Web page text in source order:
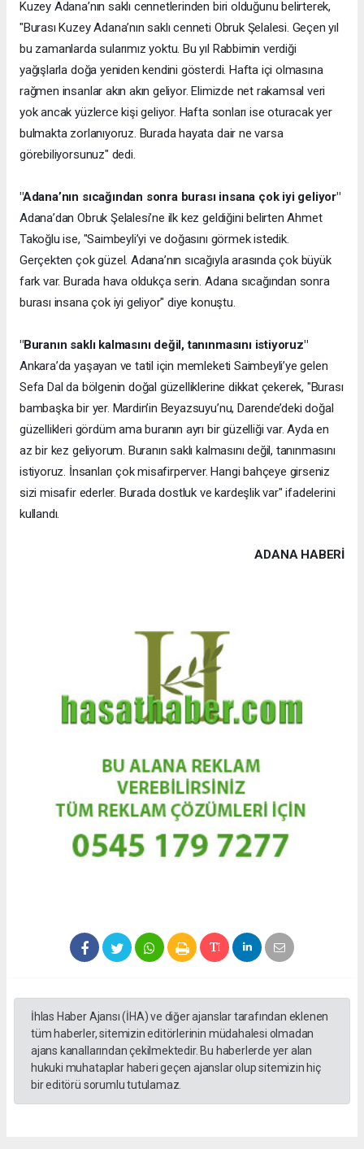
Kuzey Adana’nın saklı cennetlerinden biri olduğunu belirterek,
"Burası Kuzey Adana’nın saklı cenneti Obruk Şelalesi. Geçen yıl
bu zamanlarda sularımız yoktu. Bu yıl Rabbimin verdiği
yağışlarla doğa yeniden kendini gösterdi. Hafta içi olmasına
rağmen insanlar akın akın geliyor. Elimizde net rakamsal veri
yok ancak yüzlerce kişi geliyor. Hafta sonları ise oturacak yer
bulmakta zorlanıyoruz. Burada hayata dair ne varsa
görebiliyorsunuz" dedi.
"Adana’nın sıcağından sonra burası insana çok iyi geliyor"
Adana’dan Obruk Şelalesi’ne ilk kez geldiğini belirten Ahmet
Takoğlu ise, "Saimbeyli’yi ve doğasını görmek istedik.
Gerçekten çok güzel. Adana’nın sıcağıyla arasında çok büyük
fark var. Burada hava oldukça serin. Adana sıcağından sonra
burası insana çok iyi geliyor" diye konuştu.
"Buranın saklı kalmasını değil, tanınmasını istiyoruz"
Ankara’da yaşayan ve tatil için memleketi Saimbeyli’ye gelen
Sefa Dal da bölgenin doğal güzelliklerine dikkat çekerek, "Burası
bambaşka bir yer. Mardin’in Beyazsuyu’nu, Darende’deki doğal
güzellikleri gördüm ama buranın ayrı bir güzelliği var. Ayda en
az bir kez geliyorum. Buranın saklı kalmasını değil, tanınmasını
istiyoruz. İnsanları çok misafirperver. Hangi bahçeye girseniz
sizi misafir ederler. Burada dostluk ve kardeşlik var" ifadelerini
kullandı.
ADANA HABERİ
İhlas Haber Ajansı (İHA) ve diğer ajanslar tarafından eklenen
tüm haberler, sitemizin editörlerinin müdahalesi olmadan
ajans kanallarından çekilmektedir. Bu haberlerde yer alan
hukuki muhataplar haberi geçen ajanslar olup sitemizin hiç
bir editörü sorumlu tutulamaz.